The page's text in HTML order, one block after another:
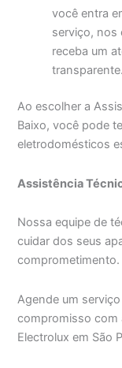
você entra
serviço, nos
receba um
transparente.
Ao escolher a
Baixo, você pode
eletrodomésticos
Assistência
Nossa equipe de
cuidar dos seus
comprometimento.
Agende um
compromisso com
Electrolux em São